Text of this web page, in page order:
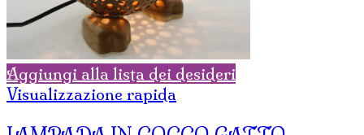
Aggiungi alla lista dei desideri
Visualizzazione rapida